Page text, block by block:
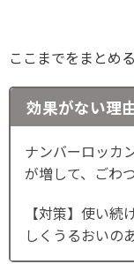
ここまでをまとめる
効果がない理
ナンバーロッカ
が増して、ごわ
【対策】使い
しくうるおいの